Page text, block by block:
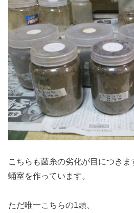
こちらも菌糸の劣化が目につき
蛹室を作っています。
ただ唯一こちらの1頭、